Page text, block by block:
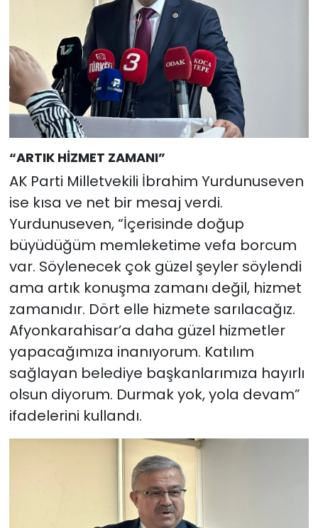
“ARTIK HİZMET ZAMANI”
AK Parti Milletvekili İbrahim Yurdunuseven
ise kısa ve net bir mesaj verdi.
Yurdunuseven, “İçerisinde doğup
büyüdüğüm memleketime vefa borcum
var. Söylenecek çok güzel şeyler söylendi
ama artık konuşma zamanı değil, hizmet
zamanıdır. Dört elle hizmete sarılacağız.
Afyonkarahisar’a daha güzel hizmetler
yapacağımıza inanıyorum. Katılım
sağlayan belediye başkanlarımıza hayırlı
olsun diyorum. Durmak yok, yola devam”
ifadelerini kullandı.